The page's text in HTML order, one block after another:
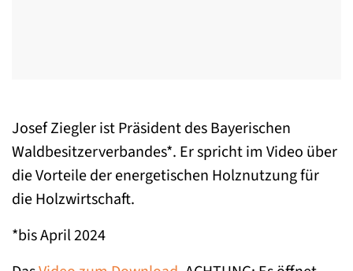
Josef Ziegler ist Präsident des Bayerischen
Waldbesitzerverbandes*. Er spricht im Video über
die Vorteile der energetischen Holznutzung für
die Holzwirtschaft.
*bis April 2024